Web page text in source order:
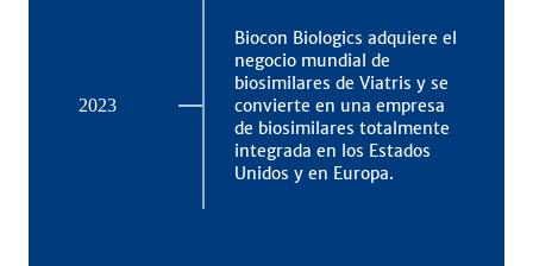
2023
Biocon Biologics adquiere el
negocio mundial de
biosimilares de Viatris y se
convierte en una empresa
de biosimilares totalmente
integrada en los Estados
Unidos y en Europa.